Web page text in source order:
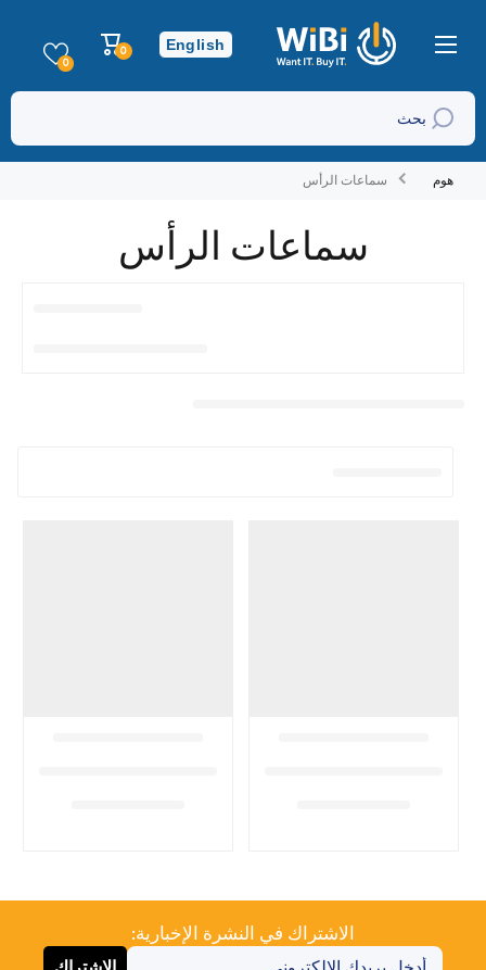
تخطي إلى المحتوى
English
عربة
التسوق
0
عناصر
0
بحث
هوم سماعات الرأس
سماعات الرأس
الاشتراك في النشرة الإخبارية: